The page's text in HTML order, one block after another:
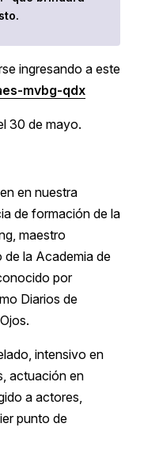
ingresando a este
mvbg-qdx
30 de mayo.
en nuestra
de formación de la
maestro
la Academia de
por
Diarios de
intensivo en
actuación en
a actores,
punto de